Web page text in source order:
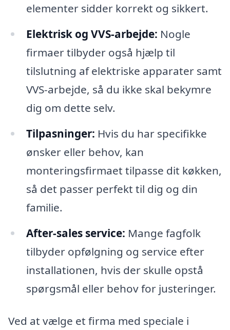
elementer sidder korrekt og sikkert.
Elektrisk og VVS-arbejde: Nogle
firmaer tilbyder også hjælp til
tilslutning af elektriske apparater samt
VVS-arbejde, så du ikke skal bekymre
dig om dette selv.
Tilpasninger: Hvis du har specifikke
ønsker eller behov, kan
monteringsfirmaet tilpasse dit køkken,
så det passer perfekt til dig og din
familie.
After-sales service: Mange fagfolk
tilbyder opfølgning og service efter
installationen, hvis der skulle opstå
spørgsmål eller behov for justeringer.
Ved at vælge et firma med speciale i